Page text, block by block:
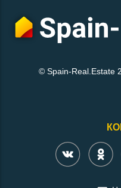
© Spain-Real.Estate